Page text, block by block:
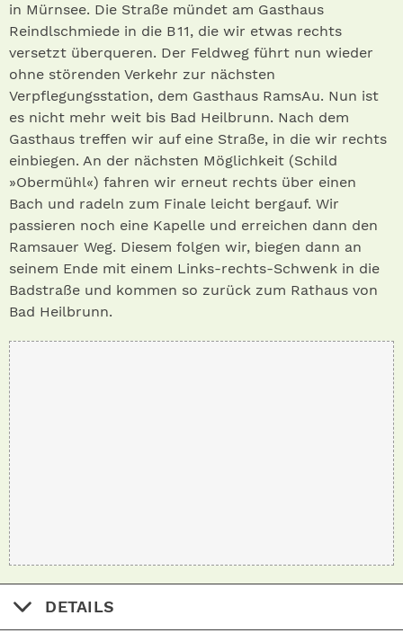
in Mürnsee. Die Straße mündet am Gasthaus
Reindlschmiede in die B 11, die wir etwas rechts
versetzt überqueren. Der Feldweg führt nun wieder
ohne störenden Verkehr zur nächsten
Verpflegungsstation, dem Gasthaus RamsAu. Nun ist
es nicht mehr weit bis Bad Heilbrunn. Nach dem
Gasthaus treffen wir auf eine Straße, in die wir rechts
einbiegen. An der nächsten Möglichkeit (Schild
»Obermühl«) fahren wir erneut rechts über einen
Bach und radeln zum Finale leicht bergauf. Wir
passieren noch eine Kapelle und erreichen dann den
Ramsauer Weg. Diesem folgen wir, biegen dann an
seinem Ende mit einem Links-rechts-Schwenk in die
Badstraße und kommen so zurück zum Rathaus von
Bad Heilbrunn.
DETAILS